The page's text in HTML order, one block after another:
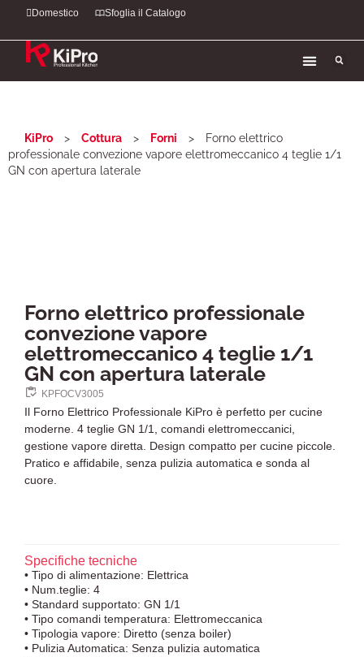
Domestico Sfoglia il Catalogo
KiPro > Cottura > Forni >
Forno elettrico
professionale convezione vapore elettromeccanico 4 teglie 1/1
GN con apertura laterale
Forno elettrico professionale
convezione vapore
elettromeccanico 4 teglie 1/1
GN con apertura laterale
KPFOCV3005
Il Forno Elettrico Professionale KiPro è perfetto per cucine
moderne. 4 teglie GN 1/1, comandi elettromeccanici,
gestione vapore diretta. Design compatto per cucine piccole.
Pratico e affidabile, senza pulizia automatica e sonda al
cuore.
Specifiche tecniche
• Tipo di alimentazione: Elettrica
• Num.teglie: 4
• Standard supportato: GN 1/1
• Tipo comandi temperatura: Elettromeccanica
• Tipologia vapore: Diretto (senza boiler)
• Pulizia Automatica: Senza pulizia automatica